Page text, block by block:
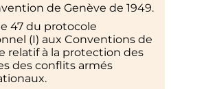
de Genève de 1949.
47 du protocole
(I) aux Conventions de
relatif à la protection des
des conflits armés